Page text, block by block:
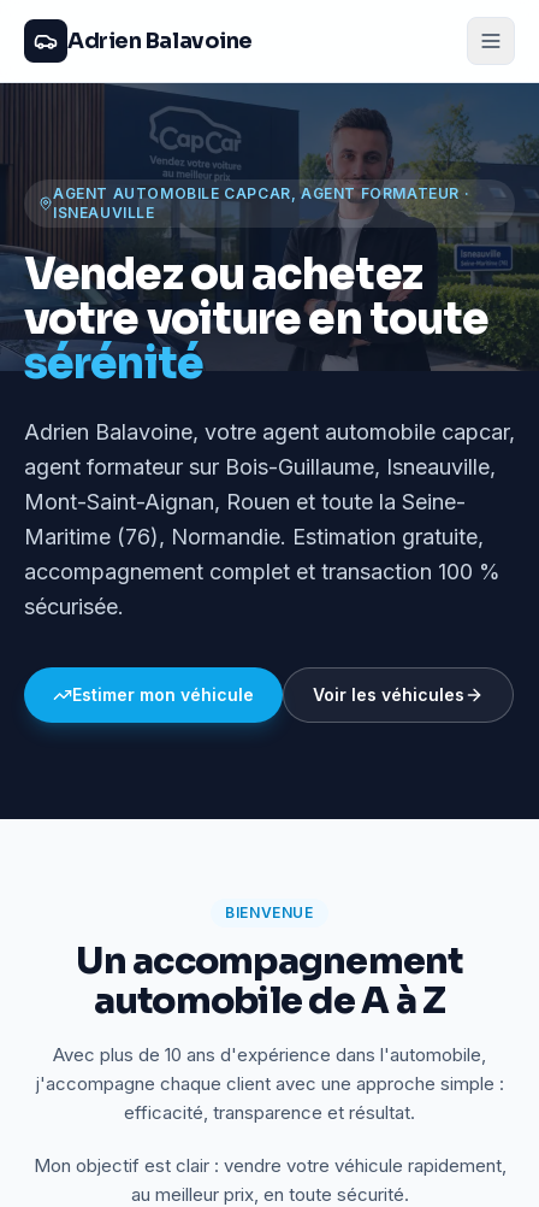
Adrien Balavoine
AGENT AUTOMOBILE CAPCAR, AGENT FORMATEUR ·
ISNEAUVILLE
Vendez ou achetez
votre voiture en toute
sérénité
Adrien Balavoine, votre agent automobile capcar,
agent formateur sur Bois-Guillaume, Isneauville,
Mont-Saint-Aignan, Rouen et toute la Seine-
Maritime (76), Normandie. Estimation gratuite,
accompagnement complet et transaction 100 %
sécurisée.
Estimer mon véhicule Voir les véhicules
BIENVENUE
Un accompagnement
automobile de A à Z
Avec plus de 10 ans d'expérience dans l'automobile,
j'accompagne chaque client avec une approche simple :
efficacité, transparence et résultat.
Mon objectif est clair : vendre votre véhicule rapidement,
au meilleur prix, en toute sécurité.